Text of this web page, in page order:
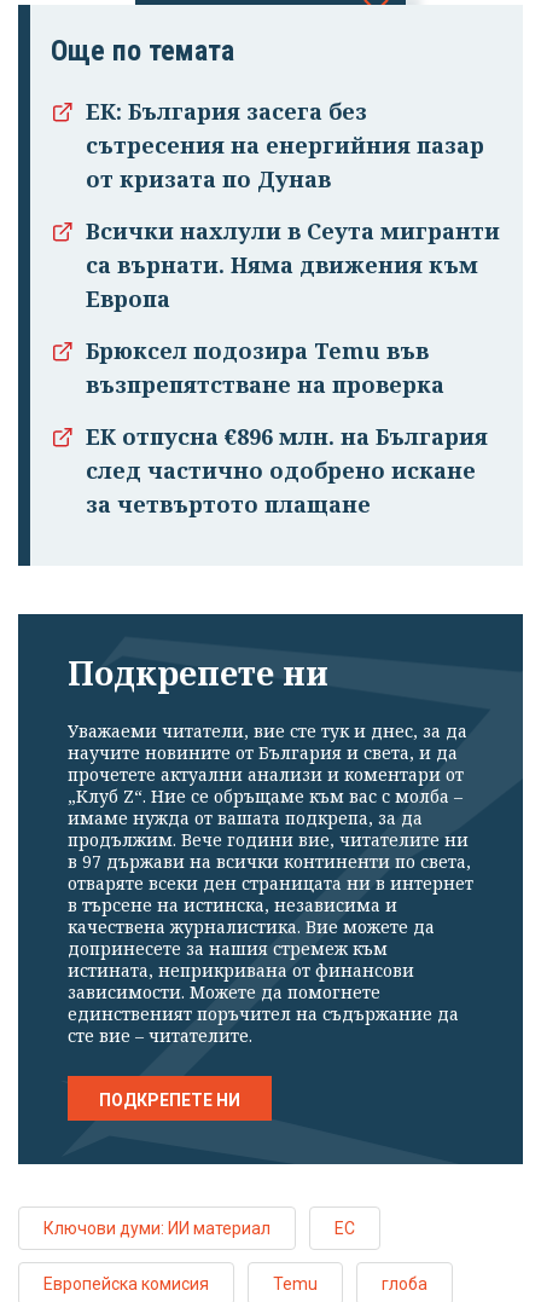
Успешно
профила си!
Още по темата
ЕК: България засега без
сътресения на енергийния пазар
от кризата по Дунав
Всички нахлули в Сеута мигранти
са върнати. Няма движения към
Европа
Брюксел подозира Temu във
възпрепятстване на проверка
ЕК отпусна €896 млн. на България
след частично одобрено искане
за четвъртото плащане
Подкрепете ни
Уважаеми читатели, вие сте тук и днес, за да
научите новините от България и света, и да
прочетете актуални анализи и коментари от
„Клуб Z“. Ние се обръщаме към вас с молба –
имаме нужда от вашата подкрепа, за да
продължим. Вече години вие, читателите ни
в 97 държави на всички континенти по света,
отваряте всеки ден страницата ни в интернет
в търсене на истинска, независима и
качествена журналистика. Вие можете да
допринесете за нашия стремеж към
истината, неприкривана от финансови
зависимости. Можете да помогнете
единственият поръчител на съдържание да
сте вие – читателите.
ПОДКРЕПЕТЕ НИ
Ключови думи: ИИ материал ЕС
Европейска комисия Temu глоба